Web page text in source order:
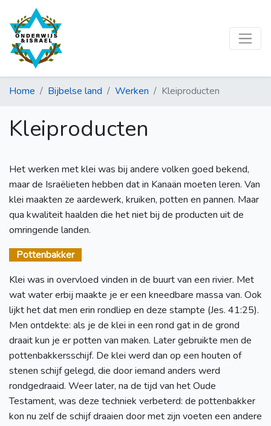
Home Bijbelse land Werken Kleiproducten
Kleiproducten
Het werken met klei was bij andere volken goed bekend,
maar de Israëlieten hebben dat in Kanaän moeten leren. Van
klei maakten ze aardewerk, kruiken, potten en pannen. Maar
qua kwaliteit haalden die het niet bij de producten uit de
omringende landen.
Pottenbakker
Klei was in overvloed vinden in de buurt van een rivier. Met
wat water erbij maakte je er een kneedbare massa van. Ook
lijkt het dat men erin rondliep en deze stampte (Jes. 41:25).
Men ontdekte: als je de klei in een rond gat in de grond
draait kun je er potten van maken. Later gebruikte men de
pottenbakkersschijf. De klei werd dan op een houten of
stenen schijf gelegd, die door iemand anders werd
rondgedraaid. Weer later, na de tijd van het Oude
Testament, was deze techniek verbeterd: de pottenbakker
kon nu zelf de schijf draaien door met zijn voeten een andere